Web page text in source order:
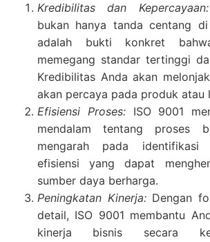
Kredibilitas dan Kepercayaan:
bukan hanya tanda centang
adalah bukti konkret
memegang standar tertinggi
Kredibilitas Anda akan
akan percaya pada produk atau
Efisiensi Proses:ISO 9001
mendalam tentang proses
mengarah pada identifikasi
efisiensi yang dapat
sumber daya berharga.
Peningkatan Kinerja:Dengan
detail, ISO 9001 membantu
kinerja bisnis secara